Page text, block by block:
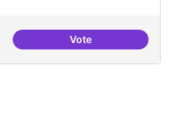
VoteTreball en xarxa